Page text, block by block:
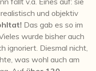
und objektiv
Das gab es so im
wurde bisher auch
ignoriert. Diesmal nicht,
was wohl auch am